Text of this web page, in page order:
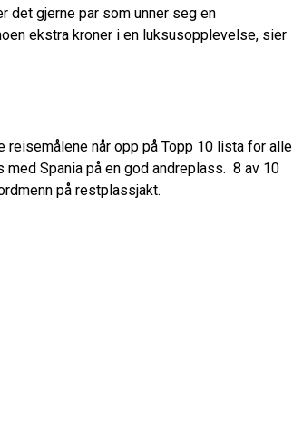
det gjerne par som unner seg en
ekstra kroner i en luksusopplevelse, sier
når opp på Topp 10 lista for alle
Spania på en god andreplass. 8 av 10
på restplassjakt.